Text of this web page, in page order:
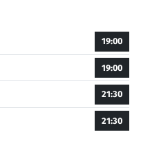
19:00
19:00
21:30
21:30